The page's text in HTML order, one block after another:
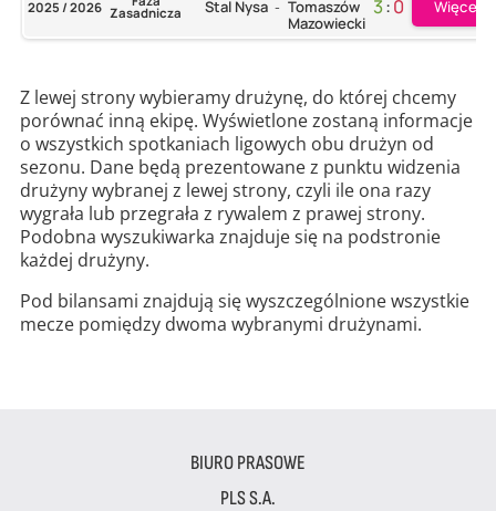
2025 / 2026 Zasadnicza Stal Nysa - Tomaszów
Mazowiecki
3:0 Więcej
Z lewej strony wybieramy drużynę, do której chcemy
porównać inną ekipę. Wyświetlone zostaną informacje
o wszystkich spotkaniach ligowych obu drużyn od
sezonu. Dane będą prezentowane z punktu widzenia
drużyny wybranej z lewej strony, czyli ile ona razy
wygrała lub przegrała z rywalem z prawej strony.
Podobna wyszukiwarka znajduje się na podstronie
każdej drużyny.
Pod bilansami znajdują się wyszczególnione wszystkie
mecze pomiędzy dwoma wybranymi drużynami.
BIURO PRASOWE
PLS S.A.